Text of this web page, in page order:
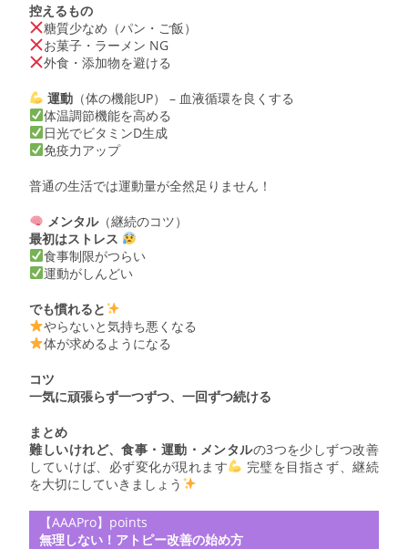
控えるもの
糖質少なめ（パン・ご飯）
お菓子・ラーメン NG
外食・添加物を避ける
運動 （体の機能UP） – 血液循環を良くする
体温調節機能を高める
日光でビタミンD生成
免疫力アップ
普通の生活では運動量が全然足りません！
メンタル（継続のコツ）
最初はストレス
食事制限がつらい
運動がしんどい
でも慣れると
やらないと気持ち悪くなる
体が求めるようになる
コツ
一気に頑張らず一つずつ、一回ずつ続ける
まとめ
難しいけれど、食事・運動・メンタルの3つを少しずつ改善
していけば、必ず変化が現れます
完璧を目指さず、継続
を大切にしていきましょう
【AAAPro】points
無理しない！アトピー改善の始め方